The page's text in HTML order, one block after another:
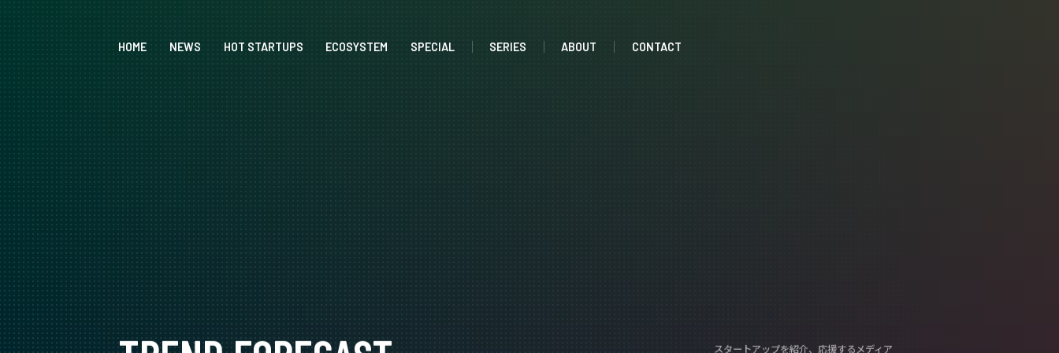
HOME NEWS HOT STARTUPS ECOSYSTEM SPECIAL SERIES ABOUT CONTACT
スタートアップを紹介、応援するメディア